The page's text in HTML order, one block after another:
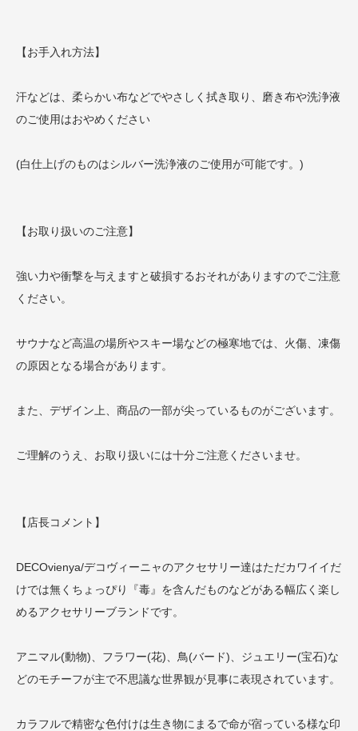
【お手入れ方法】
汗などは、柔らかい布などでやさしく拭き取り、磨き布や洗浄液
のご使用はおやめください
(白仕上げのものはシルバー洗浄液のご使用が可能です。)
【お取り扱いのご注意】
強い力や衝撃を与えますと破損するおそれがありますのでご注意
ください。
サウナなど高温の場所やスキー場などの極寒地では、火傷、凍傷
の原因となる場合があります。
また、デザイン上、商品の一部が尖っているものがございます。
ご理解のうえ、お取り扱いには十分ご注意くださいませ。
【店長コメント】
DECOvienya/デコヴィーニャのアクセサリー達はただカワイイだ
けでは無くちょっぴり『毒』を含んだものなどがある幅広く楽し
めるアクセサリーブランドです。
アニマル(動物)、フラワー(花)、鳥(バード)、ジュエリー(宝石)な
どのモチーフが主で不思議な世界観が見事に表現されています。
カラフルで精密な色付けは生き物にまるで命が宿っている様な印